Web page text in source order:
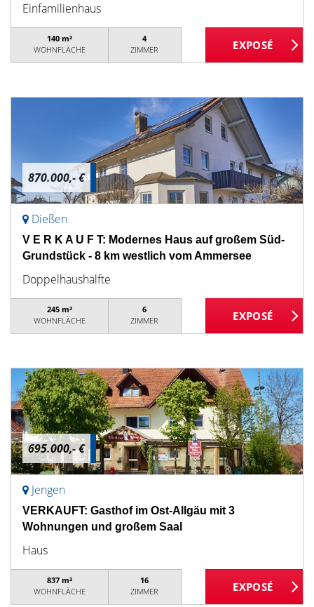
Einfamilienhaus
140 m²
WOHNFLÄCHE
4
ZIMMER
870.000,- €
Dießen
V E R K A U F T: Modernes Haus auf großem Süd-
Grundstück - 8 km westlich vom Ammersee
Doppelhaushälfte
245 m²
WOHNFLÄCHE
6
ZIMMER
695.000,- €
Jengen
VERKAUFT: Gasthof im Ost-Allgäu mit 3
Wohnungen und großem Saal
Haus
837 m²
WOHNFLÄCHE
16
ZIMMER